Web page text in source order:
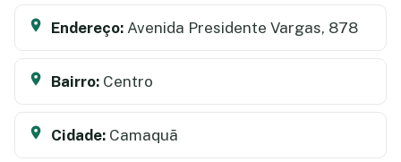
Endereço: Avenida Presidente Vargas, 878
Bairro: Centro
Cidade: Camaquã